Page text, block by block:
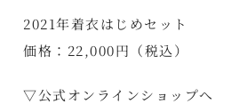
2021年着衣はじめセット
価格：22,000円（税込）
▽公式オンラインショップへ